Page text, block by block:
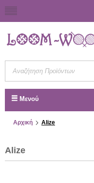
Μενού
Αρχική Alize
Alize